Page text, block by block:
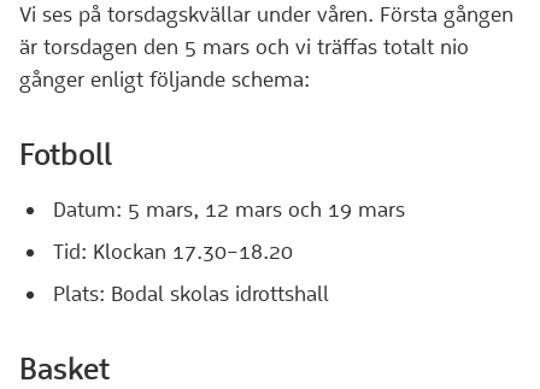
Vi ses på torsdagskvällar under våren. Första gången
är torsdagen den 5 mars och vi träffas totalt nio
gånger enligt följande schema:
Fotboll
Datum: 5 mars, 12 mars och 19 mars
Tid: Klockan 17.30–18.20
Plats: Bodal skolas idrottshall
Basket